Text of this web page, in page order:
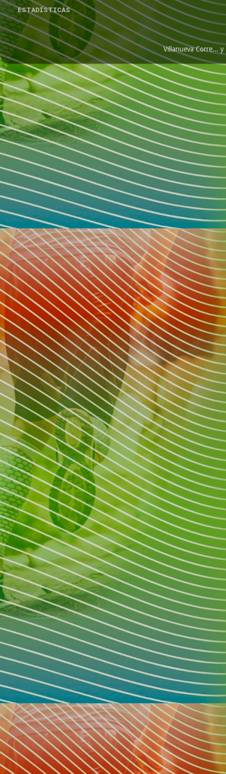
ESTADÍSTICAS
Villanueva Corre...